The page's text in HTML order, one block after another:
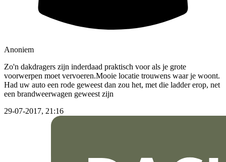
Anoniem
Zo'n dakdragers zijn inderdaad praktisch voor als je grote
voorwerpen moet vervoeren.Mooie locatie trouwens waar je woont.
Had uw auto een rode geweest dan zou het, met die ladder erop, net
een brandweerwagen geweest zijn
29-07-2017, 21:16